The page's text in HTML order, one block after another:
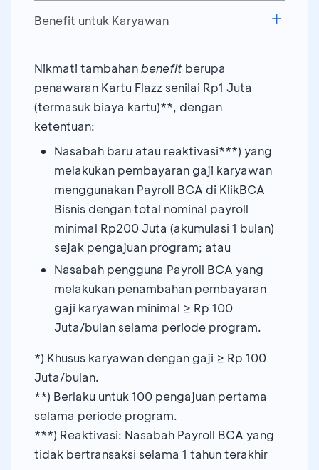
Penawaran Khusus:
TransaksiPayrollHari H
Admin Rekening Giro Perusahaan
Admin Business Debit Card (khusus Deposit
& Petty Cash Card)
Bebas Biaya
Interface (API) untuk 6 bulan pertama
(khusus pengajuan baru)
Iuran Tahunan BCA Visa Corporate
Fleet Card
Program
Remittance
Penawaran Khusus Layanan Legalitas dari
Kontrak Hukum
Benefit untuk Karyawan
Kecelakaan Diri (personal accident)
Biaya admin khusus rekening karyawan
Bebas biaya cetak kartu ATM pertama
Penawaran khusus Kredit Kepemilikan
Rumah (KPR), Kredit Kendaraan Bermotor
(KKB), Kredit Sepeda Motor (KSM), Kartu
Kredit,Personal Loan Corporate
Special Rate KPR, Pre-Approved KSM dan
Membership Prioritas*
Nikmati tambahanbenefit berupa
penawaran Kartu Flazz senilai Rp1 Juta
(termasuk biaya kartu)**, dengan
ketentuan:
Nasabah baru atau reaktivasi***) yang
melakukan pembayaran gaji karyawan
menggunakan Payroll BCA di KlikBCA
Bisnis dengan total nominal payroll
minimal Rp200 Juta (akumulasi 1 bulan)
sejak pengajuan program; atau
Nasabah pengguna Payroll BCA yang
melakukan penambahan pembayaran
gaji karyawan minimal ≥ Rp 100
Juta/bulan selama periode program.
*) Khusus karyawan dengan gaji ≥ Rp 100
Juta/bulan.
**) Berlaku untuk 100 pengajuan pertama
selama periode program.
***) Reaktivasi: Nasabah Payroll BCA yang
tidak bertransaksi selama 1 tahun terakhir